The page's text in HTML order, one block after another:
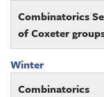
Combinatorics
of Coxeter
Winter
Combinatorics